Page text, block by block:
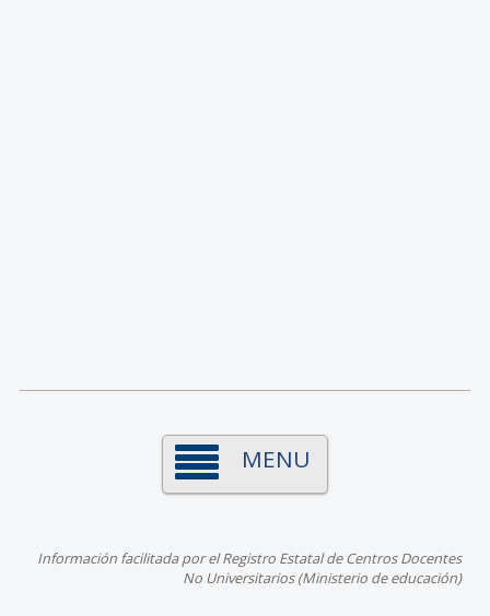
MENU
Información facilitada por el Registro Estatal de Centros Docentes
No Universitarios (Ministerio de educación)